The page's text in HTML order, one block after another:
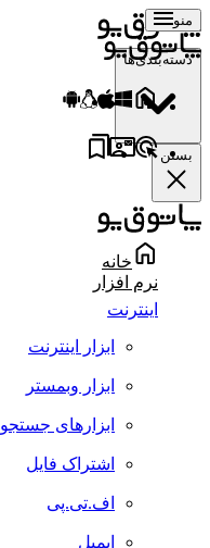
منو
دسته‌بندی‌ها
بستن
خانه
نرم افزار
اینترنت
ابزار اینترنت
ابزار وبمستر
ابزارهای جستجو
اشتراک فایل
اف.تی.پی
ایمیل